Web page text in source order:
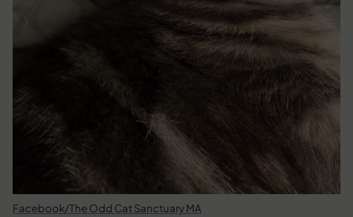
Facebook/The Odd Cat Sanctuary MA